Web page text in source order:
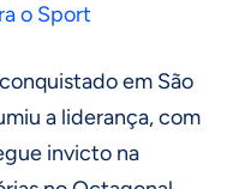
o Sport
em São
a liderança, com
invicto na